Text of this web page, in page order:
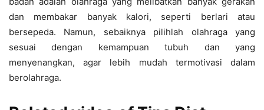
dan membakar banyak kalori, seperti berlari atau
bersepeda. Namun, sebaiknya pilihlah olahraga yang
sesuai dengan kemampuan tubuh dan yang
menyenangkan, agar lebih mudah termotivasi dalam
berolahraga.